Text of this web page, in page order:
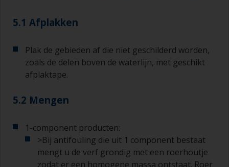
Denk bijvoorbeeld aan radiatorrollers, die zijn
gebieden.
Schilderen met een kwast:
breedte hebben, 75 – 150 mm en lange flexibele
haren
Een kleinere kwast wordt gebruikt voor het
schilderen van moeilijk te bereiken gebieden.
Was uw kwasten met het juiste oplosmiddel en
5.1 Afplakken
Plak de gebieden af die niet geschilderd worden,
zoals de delen boven de waterlijn, met geschikt
afplaktape.
5.2 Mengen
1-component producten:
>Bij antifouling die uit 1 component bestaat
mengt u de verf grondig met een roerhoutje
zodat er een homogene massa ontstaat. Roer